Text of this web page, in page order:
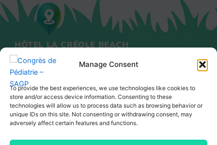
Manage Consent
To provide the best experiences, we use technologies like cookies to
store and/or access device information. Consenting to these
technologies will allow us to process data such as browsing behavior or
unique IDs on this site. Not consenting or withdrawing consent, may
adversely affect certain features and functions.
HÔTEL LA CRÉOLE BEACH
POINTE DE LA VERDURE
97190 GOSIER - GUADELOUPE